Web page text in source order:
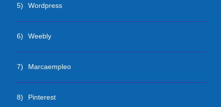
5) Wordpress
6) Weebly
7) Marcaempleo
8) Pinterest